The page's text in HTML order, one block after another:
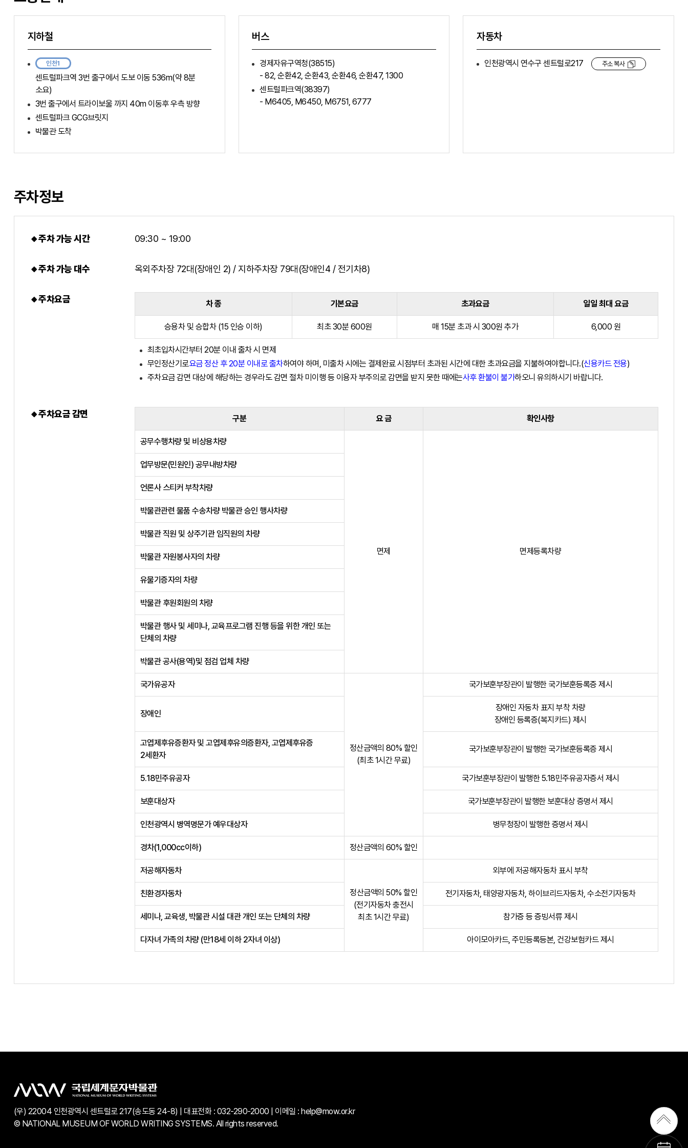
지하철
인천1
센트럴파크역 3번 출구에서 도보 이동 536m(약 8분
소요)
3번 출구에서 트라이보울 까지 40m 이동후 우측 방향
센트럴파크 GCG브릿지
박물관 도착
버스
경제자유구역청(38515)
- 82, 순환42, 순환43, 순환46, 순환47, 1300
센트럴파크역(38397)
- M6405, M6450, M6751, 6777
자동차
인천광역시 연수구 센트럴로217 주소 복사
주차정보
🔸주차 가능 시간 09:30 ~ 19:00
🔸주차 가능 대수 옥외주차장 72대(장애인 2) / 지하주차장 79대(장애인4 / 전기차8)
🔸주차요금 차 종 기본요금 초과요금 일일 최대 요금
승용차 및 승합차 (15 인승 이하) 최초 30분 600원 매 15분 초과 시 300원 추가 6,000 원
최초입차시간부터 20분 이내 출차 시 면제
무인정산기로요금 정산 후 20분 이내로 출차하여야 하며, 미출차 시에는 결제완료 시점부터 초과된 시간에 대한 초과요금을 지불하여야합니다.(신용카드 전용)
주차요금 감면 대상에 해당하는 경우라도 감면 절차 미이행 등 이용자 부주의로 감면을 받지 못한 때에는사후 환불이 불가하오니 유의하시기 바랍니다.
🔸주차요금 감면 구분 요 금 확인사항
공무수행차량 및 비상용차량
면제 면제등록차량
업무방문(민원인) 공무내방차량
언론사 스티커 부착차량
박물관관련 물품 수송차량 박물관 승인 행사차량
박물관 직원 및 상주기관 임직원의 차량
박물관 자원봉사자의 차량
유물기증자의 차량
박물관 후원회원의 차량
박물관 행사 및 세미나, 교육프로그램 진행 등을 위한 개인 또는
단체의 차량
박물관 공사(용역)및 점검 업체 차량
국가유공자
정산금액의 80% 할인
(최초 1시간 무료)
국가보훈부장관이 발행한 국가보훈등록증 제시
장애인
장애인 자동차 표지 부착 차량
장애인 등록증(복지카드) 제시
고엽제후유증환자 및 고엽제후유의증환자, 고엽제후유증
2세환자
국가보훈부장관이 발행한 국가보훈등록증 제시
5.18민주유공자 국가보훈부장관이 발행한 5.18민주유공자증서 제시
보훈대상자 국가보훈부장관이 발행한 보훈대상 증명서 제시
인천광역시 병역명문가 예우대상자 병무청장이 발행한 증명서 제시
경차(1,000cc이하) 정산금액의 60% 할인
저공해자동차
정산금액의 50% 할인
(전기자동차 충전시
최초 1시간 무료)
외부에 저공해자동차 표시 부착
친환경자동차 전기자동차, 태양광자동차, 하이브리드자동차, 수소전기자동차
세미나, 교육생, 박물관 시설 대관 개인 또는 단체의 차량 참가증 등 증빙서류 제시
다자녀 가족의 차량 (만18세 이하 2자녀 이상) 아이모아카드, 주민등록등본, 건강보험카드 제시
(우) 22004 인천광역시 센트럴로 217(송도동 24-8) | 대표전화 : 032-290-2000 | 이메일 : help@mow.or.kr
© NATIONAL MUSEUM OF WORLD WRITING SYSTEMS. All rights reserved.